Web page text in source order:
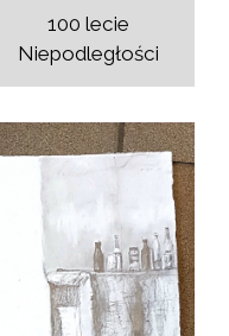
100 lecie
Niepodległości